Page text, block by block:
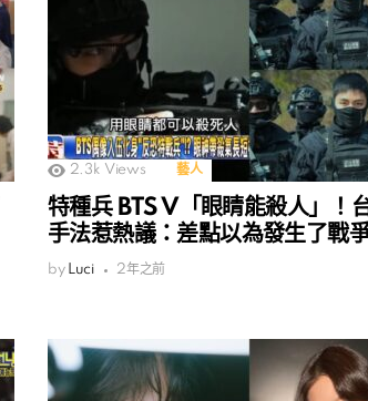
2.3k Views 藝人
特種兵 BTS V「眼睛能殺人」！
手法惹熱議：差點以為發生了戰
by Luci 2年之前